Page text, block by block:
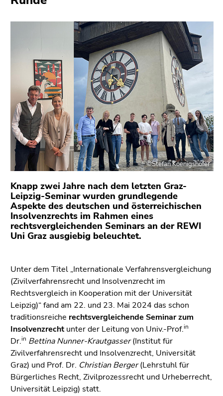
Inhalt
(Zugriffstaste
Zur
Positionsanzeige
(Zugriffstaste
2)
Zur
Hauptnavigation
(Zugriffstaste
Zu
den
Zusatzinformationen
(Zugriffstaste
5)
Seiteneinstellungen
(Benutzer/Sprache)
(Zugriffstaste
8)
Zur
Suche
(Zugriffstaste
9)
©Stefan Koenigshofer
Knapp zwei Jahre nach dem letzten Graz-
Leipzig-Seminar wurden grundlegende
Aspekte des deutschen und österreichischen
Insolvenzrechts im Rahmen eines
rechtsvergleichenden Seminars an der REWI
Uni Graz ausgiebig beleuchtet.
Unter dem Titel „Internationale Verfahrensvergleichung
(Zivilverfahrensrecht und Insolvenzrecht im
Rechtsvergleich in Kooperation mit der Universität
Leipzig)“ fand am 22. und 23. Mai 2024 das schon
traditionsreiche rechtsvergleichende Seminar zum
Insolvenzrechtunter der Leitung von Univ.-Prof.in
Dr.in Bettina Nunner-Krautgasser(Institut für
Zivilverfahrensrecht und Insolvenzrecht, Universität
Graz) und Prof. Dr. Christian Berger(Lehrstuhl für
Bürgerliches Recht, Zivilprozessrecht und Urheberrecht,
Universität Leipzig) statt.